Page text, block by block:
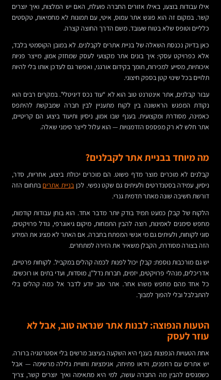
אילו עבודות בוצעו, באילו אזורים החברה פועלת, האם יש המלצות, ואיך יוצרים
קשר. במקום זה הוא פוגש אתר עמוס, איטי, עם תמונות לא מחמיאות, טקסטים
כלליים וטופס שלא בטוח שעובד. משם הדרך החוצה קצרה.
כאן בדיוק נכנסת השאלה של בניית אתרים לקבלנים. לא במובן הקוסמטי בלבד,
אלא כפרויקט עסקי: איך בונים אתר מקצועי לעסק שמחזק אמון, מייצר פניות
איכותיות, מסייע למכירות, תומך בקידום אורגני, ואפשר גם לעדכן אותו בלי להיות
תלויים בכל שינוי קטן בספק חיצוני.
עבור קבלנים, אתר אינטרנט טוב הוא לא “עוד נכס דיגיטלי”. במקרים רבים הוא
נקודת המפגש הראשונה בין לקוח מתעניין לבין חברה שמבקשת להיתפס
כאמינה, מסודרת ומקצועית. בענף שבו אמון, ניסיון ותיעוד ביצוע הם קריטיים,
אתר חלש לא רק מפספס הזדמנויות — הוא עלול לייצר סימני שאלה.
מה מיוחד בבניית אתר לקבלנים?
קבלנים לא מוכרים מוצר מדף פשוט. הם מוכרים יכולת ביצוע, אחריות, סדר,
ניסיון, עמידה בסטנדרטים ולעיתים גם שקט נפשי. לכן בניית אתרים בתחום הזה
דורשת חשיבה שונה מאתר תדמית גנרי.
הלקוח של קבלן כמעט תמיד בודק יותר מדבר אחד. הוא בוחן עבודות קודמות,
מחפש סימנים לאמינות, רוצה להבין התמחות, מיקום גיאוגרפי, גודל פרויקטים,
סוגי לקוחות, ולעיתים גם מי אנשי המפתח בחברה. אם האתר לא מציג את המידע
הזה בצורה מסודרת, הקבלן משאיר את הזירה למתחרים.
יש גם מורכבות נוספת: קבלן יכול לפנות לכמה קהלים במקביל. לקוחות פרטיים,
אדריכלים, מנהלי פרויקטים, יזמים, חברות נדל"ן, מוסדות, ועדי בתים או רוכשים.
כל אחד מהם מחפש משהו אחר. אתר טוב יודע לדבר אל כמה קהלים בלי
להתבלבל ובלי להפוך למבוך.
הטעות הנפוצה: לבנות אתר שנראה טוב, אבל לא
עוזר לעסק
אחת הטעויות הנפוצות בענף היא השקעה בעיצוב מרשים בלי אסטרטגיה ברורה.
יש אתרים עם רחפנים, וידאו פתיחה, אנימציות וחוויית גלילה מרשימה — אבל
כשמנסים להבין מה החברה עושה, למי היא מתאימה ואיך יוצרים קשר, צריך